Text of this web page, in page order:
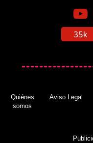
35k
Quiénes
somos
Aviso Legal